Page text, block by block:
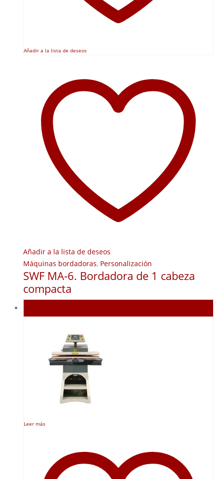
Añadir a la lista de deseos
Añadir a la lista de deseos
Máquinas bordadoras, Personalización
SWF MA-6. Bordadora de 1 cabeza
compacta
Leer más